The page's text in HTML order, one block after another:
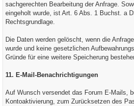
sachgerechten Bearbeitung der Anfrage.
eingeholt wurde, ist Art. 6 Abs. 1 Buchst. a
Rechtsgrundlage.
Die Daten werden gelöscht, wenn die
wurde und keine gesetzlichen
Gründe für eine weitere Speicherung
11. E-Mail-Benachrichtigungen
Auf Wunsch versendet das Forum E-Mails,
Kontoaktivierung, zum Zurücksetzen des